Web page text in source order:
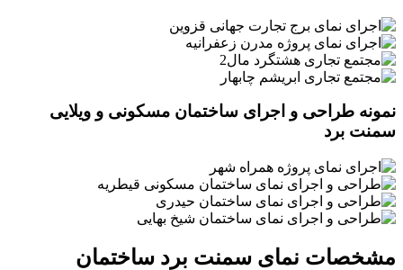
نمونه طراحی و اجرای ساختمان مسکونی و ویلایی
سمنت برد
مشخصات نمای سمنت برد ساختمان